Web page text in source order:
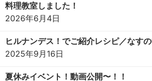
料理教室しました！
2026年6月4日
ヒルナンデス！でご紹介レシピ／なす
2025年9月16日
夏休みイベント！動画公開〜！！